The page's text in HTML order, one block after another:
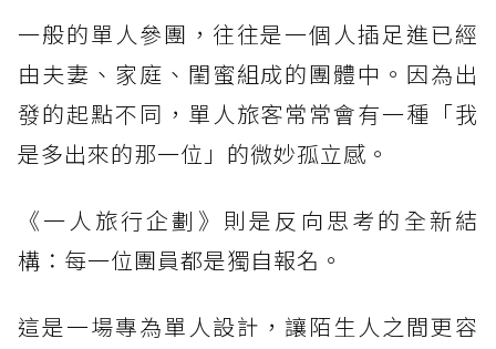
一般的單人參團，往往是一個人插足進已經
由夫妻、家庭、閨蜜組成的團體中。因為出
發的起點不同，單人旅客常常會有一種「我
是多出來的那一位」的微妙孤立感。
《一人旅行企劃》則是反向思考的全新結
構：每一位團員都是獨自報名。
這是一場專為單人設計，讓陌生人之間更容